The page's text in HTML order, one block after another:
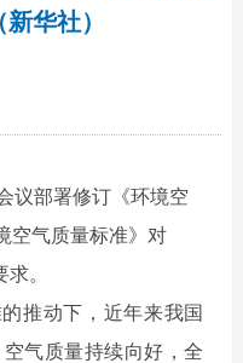
华社）
议部署修订《环境空
空气质量标准》对
要求。
推动下，近年来我国
气质量持续向好，全